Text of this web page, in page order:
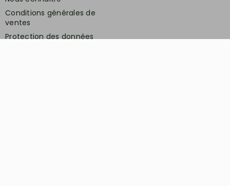
Conditions générales de
ventes
Protection des données